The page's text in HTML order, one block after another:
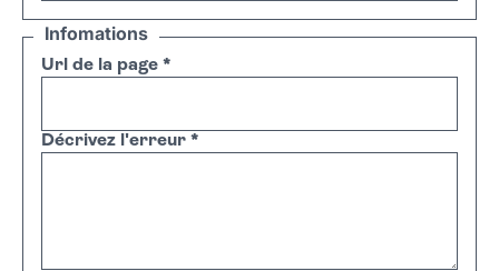
Infomations
Url de la page *
Décrivez l'erreur *